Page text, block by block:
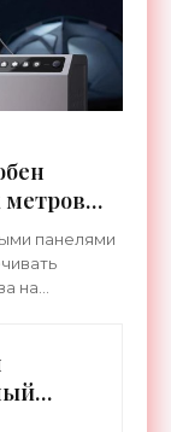
метров
панелями
на